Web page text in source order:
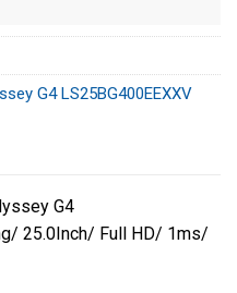
G4 LS25BG400EEXXV
G4
25.0Inch/ Full HD/ 1ms/